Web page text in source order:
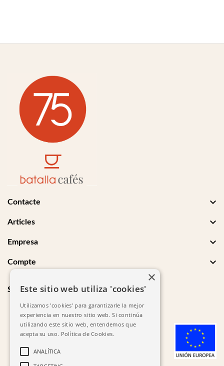
Contacte 
Articles 
Empresa 
Compte 
Segueix-nos
Este sitio web utiliza 'cookies'
Utilizamos 'cookies' para garantizarle la mejor
experiencia en nuestro sitio web. Si continúa
utilizando este sitio web, entendemos que
acepta su uso. Política de Cookies.
ANALÍTICA
×